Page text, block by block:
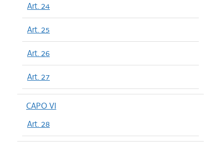
Art. 24
Art. 25
Art. 26
Art. 27
CAPO VI
Art. 28